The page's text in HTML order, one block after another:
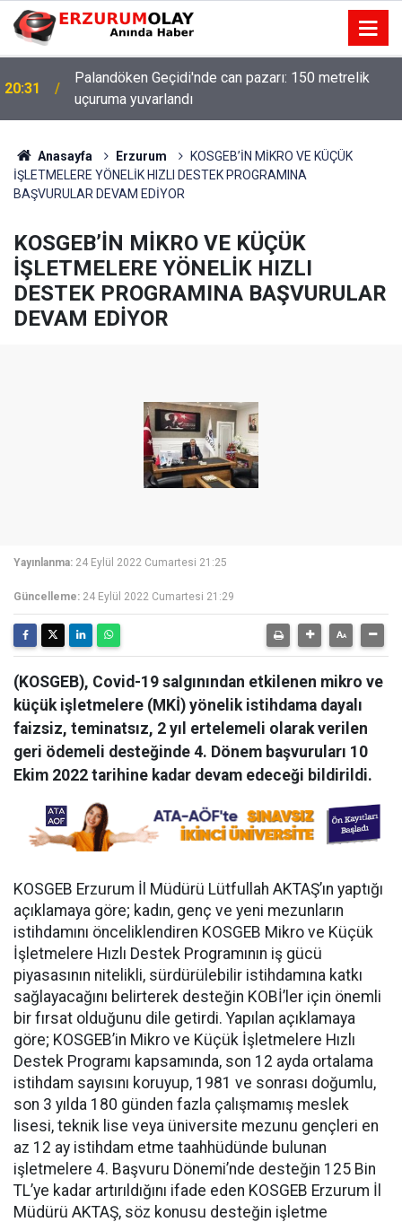
20:31
Palandöken Geçidi'nde can pazarı: 150 metrelik
uçuruma yuvarlandı
Erzurumspor FK’nın Süper Lig’de ilk 3 hafta maç
Anasayfa Erzurum
KOSGEB’İN MİKRO VE KÜÇÜK
İŞLETMELERE YÖNELİK HIZLI DESTEK PROGRAMINA
BAŞVURULAR DEVAM EDİYOR
KOSGEB’İN MİKRO VE KÜÇÜK
İŞLETMELERE YÖNELİK HIZLI
DESTEK PROGRAMINA BAŞVURULAR
DEVAM EDİYOR
Yayınlanma: 24 Eylül 2022 Cumartesi 21:25
Güncelleme: 24 Eylül 2022 Cumartesi 21:29
(KOSGEB), Covid-19 salgınından etkilenen mikro ve
küçük işletmelere (MKİ) yönelik istihdama dayalı
faizsiz, teminatsız, 2 yıl ertelemeli olarak verilen
geri ödemeli desteğinde 4. Dönem başvuruları 10
Ekim 2022 tarihine kadar devam edeceği bildirildi.
KOSGEB Erzurum İl Müdürü Lütfullah AKTAŞ’ın yaptığı
açıklamaya göre; kadın, genç ve yeni mezunların
istihdamını önceliklendiren KOSGEB Mikro ve Küçük
İşletmelere Hızlı Destek Programının iş gücü
piyasasının nitelikli, sürdürülebilir istihdamına katkı
sağlayacağını belirterek desteğin KOBİ’ler için önemli
bir fırsat olduğunu dile getirdi. Yapılan açıklamaya
göre; KOSGEB’in Mikro ve Küçük İşletmelere Hızlı
Destek Programı kapsamında, son 12 ayda ortalama
istihdam sayısını koruyup, 1981 ve sonrası doğumlu,
son 3 yılda 180 günden fazla çalışmamış meslek
lisesi, teknik lise veya üniversite mezunu gençleri en
az 12 ay istihdam etme taahhüdünde bulunan
işletmelere 4. Başvuru Dönemi’nde desteğin 125 Bin
TL’ye kadar artırıldığını ifade eden KOSGEB Erzurum İl
Müdürü AKTAŞ, söz konusu desteğin işletme